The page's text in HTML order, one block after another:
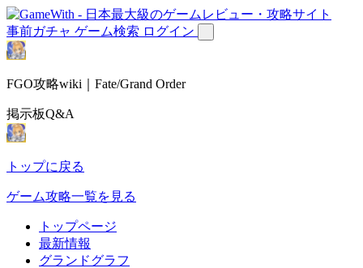
事前ガチャ ゲーム検索 ログイン
FGO攻略wiki｜Fate/Grand Order
掲示板Q&A
トップに戻る
ゲーム攻略一覧を見る
トップページ
最新情報
グランドグラフ